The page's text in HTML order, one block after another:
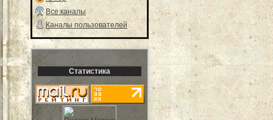
Все каналы
Каналы пользователей
Статистика